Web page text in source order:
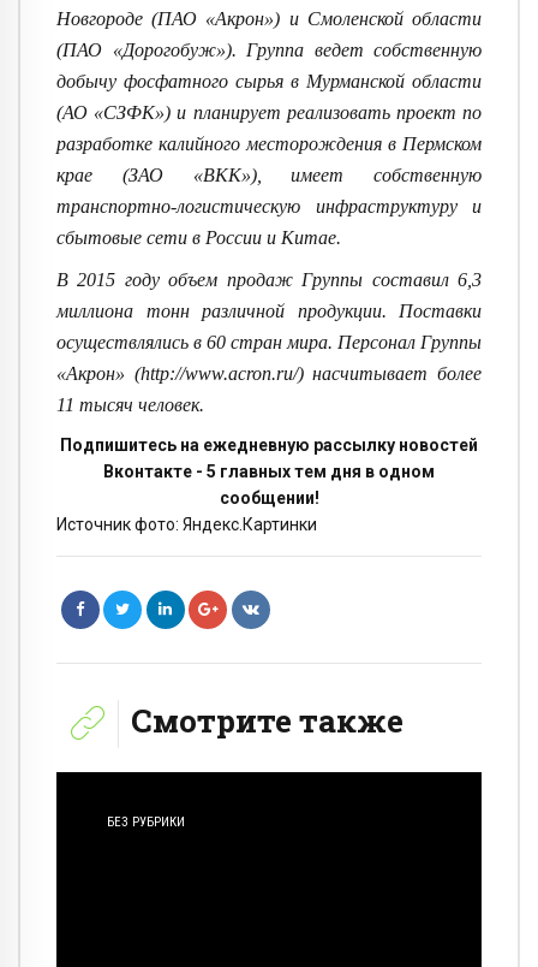
Новгороде (ПАО «Акрон») и Смоленской области
(ПАО «Дорогобуж»). Группа ведет собственную
добычу фосфатного сырья в Мурманской области
(АО «СЗФК») и планирует реализовать проект по
разработке калийного месторождения в Пермском
крае (ЗАО «ВКК»), имеет собственную
транспортно-логистическую инфраструктуру и
сбытовые сети в России и Китае.
В 2015 году объем продаж Группы составил 6,3
миллиона тонн различной продукции. Поставки
осуществлялись в 60 стран мира. Персонал Группы
«Акрон» (http://www.acron.ru/) насчитывает более
11 тысяч человек.
Подпишитесь на ежедневную рассылку новостей
Вконтакте - 5 главных тем дня в одном
сообщении!
Источник фото: Яндекс.Картинки
Смотрите также
БЕЗ РУБРИКИ